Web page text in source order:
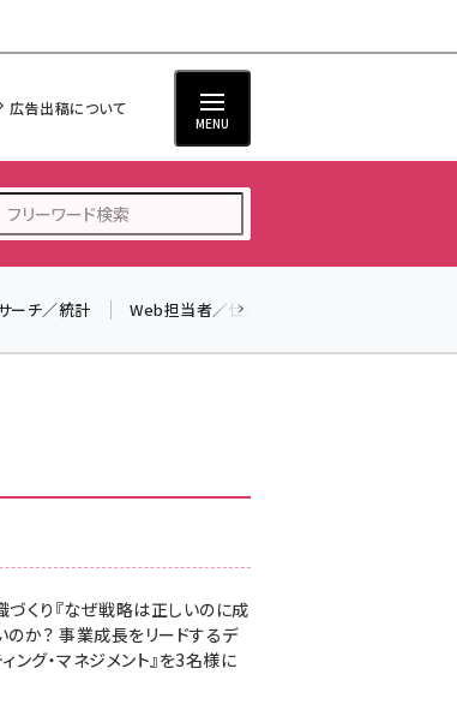
広告出稿について
MENU
z世代 (1629)
meo (1279)
llmo (1167)
ーチ／統計 Web担当者／仕事
くり『なぜ戦略は正しいのに成
か？ 事業成長をリードするデ
ング・マネジメント』を3名様に